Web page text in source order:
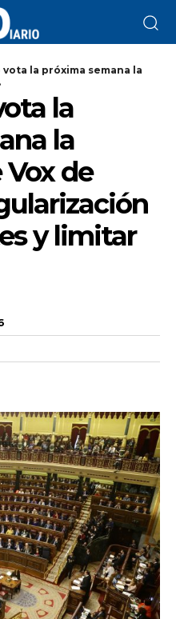
vota la próxima semana la
la
la
de
y limitar